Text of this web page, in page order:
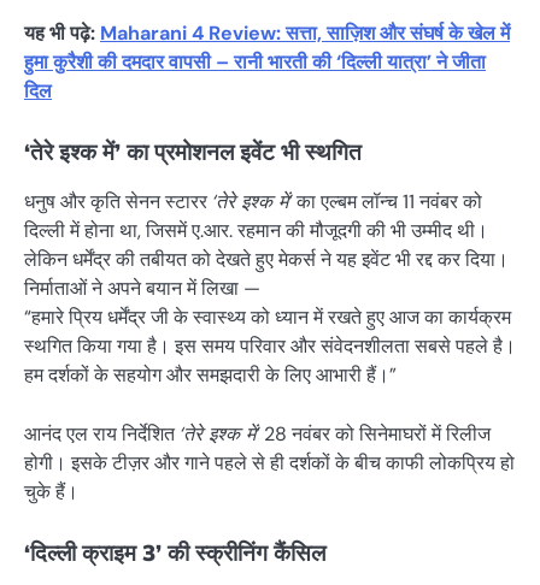
यह भी पढ़े: Maharani 4 Review: सत्ता, साज़िश और संघर्ष के खेल में
हुमा कुरैशी की दमदार वापसी – रानी भारती की ‘दिल्ली यात्रा’ ने जीता
दिल
‘तेरे इश्क में’ का प्रमोशनल इवेंट भी स्थगित
धनुष और कृति सेनन स्टारर ‘तेरे इश्क में’का एल्बम लॉन्च 11 नवंबर को
दिल्ली में होना था, जिसमें ए.आर. रहमान की मौजूदगी की भी उम्मीद थी।
लेकिन धर्मेंद्र की तबीयत को देखते हुए मेकर्स ने यह इवेंट भी रद्द कर दिया।
निर्माताओं ने अपने बयान में लिखा —
“हमारे प्रिय धर्मेंद्र जी के स्वास्थ्य को ध्यान में रखते हुए आज का कार्यक्रम
स्थगित किया गया है। इस समय परिवार और संवेदनशीलता सबसे पहले है।
हम दर्शकों के सहयोग और समझदारी के लिए आभारी हैं।”
आनंद एल राय निर्देशित‘तेरे इश्क में’28 नवंबर को सिनेमाघरों में रिलीज
होगी। इसके टीज़र और गाने पहले से ही दर्शकों के बीच काफी लोकप्रिय हो
चुके हैं।
‘दिल्ली क्राइम 3’ की स्क्रीनिंग कैंसिल